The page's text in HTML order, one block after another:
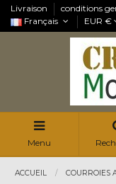
Livraison
conditions
Français
EUR €
Menu
ACCUEIL
COURROIES